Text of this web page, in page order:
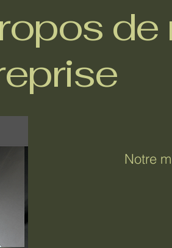
de
Notre